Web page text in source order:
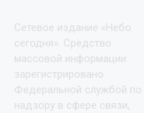
Сетевое издание «Небо
сегодня». Средство
массовой информации
зарегистрировано
Федеральной службой по
надзору в сфере связи,